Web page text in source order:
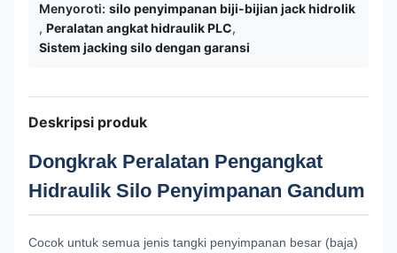
Menyoroti: silo penyimpanan biji-bijian jack hidrolik
, Peralatan angkat hidraulik PLC,
Sistem jacking silo dengan garansi
Deskripsi produk
Dongkrak Peralatan Pengangkat
Hidraulik Silo Penyimpanan Gandum
Cocok untuk semua jenis tangki penyimpanan besar (baja)